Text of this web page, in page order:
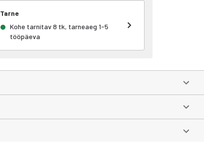
Tarne
Kohe tarnitav 8 tk, tarneaeg 1-5
tööpäeva